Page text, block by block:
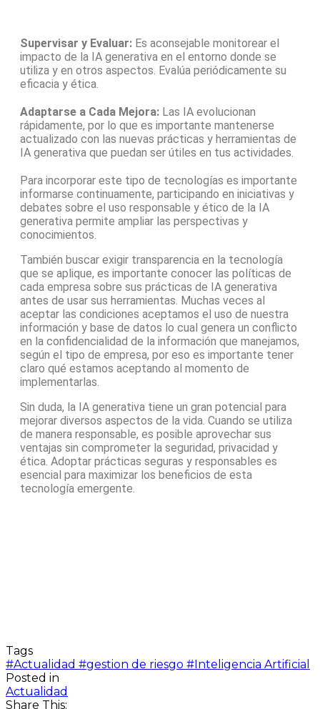
Supervisar y Evaluar: Es aconsejable monitorear el
impacto de la IA generativa en el entorno donde se
utiliza y en otros aspectos. Evalúa periódicamente su
eficacia y ética.
Adaptarse a Cada Mejora: Las IA evolucionan
rápidamente, por lo que es importante mantenerse
actualizado con las nuevas prácticas y herramientas de
IA generativa que puedan ser útiles en tus actividades.
Para incorporar este tipo de tecnologías es importante
informarse continuamente, participando en iniciativas y
debates sobre el uso responsable y ético de la IA
generativa permite ampliar las perspectivas y
conocimientos.
También buscar exigir transparencia en la tecnología
que se aplique, es importante conocer las políticas de
cada empresa sobre sus prácticas de IA generativa
antes de usar sus herramientas. Muchas veces al
aceptar las condiciones aceptamos el uso de nuestra
información y base de datos lo cual genera un conflicto
en la confidencialidad de la información que manejamos,
según el tipo de empresa, por eso es importante tener
claro qué estamos aceptando al momento de
implementarlas.
Sin duda, la IA generativa tiene un gran potencial para
mejorar diversos aspectos de la vida. Cuando se utiliza
de manera responsable, es posible aprovechar sus
ventajas sin comprometer la seguridad, privacidad y
ética. Adoptar prácticas seguras y responsables es
esencial para maximizar los beneficios de esta
tecnología emergente.
Tags
#Actualidad #gestion de riesgo #Inteligencia Artificial
Posted in
Actualidad
Share This: